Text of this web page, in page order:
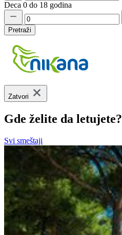
Deca 0 do 18 godina
Pretraži
Zatvori
Gde želite da letujete?
Svi smeštaji